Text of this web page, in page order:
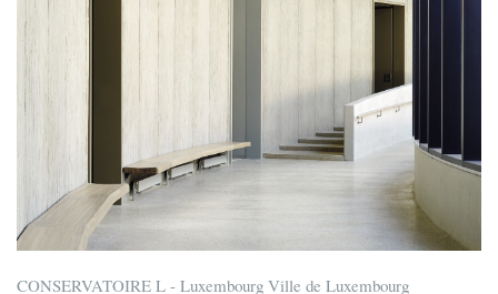
CONSERVATOIRE L - Luxembourg Ville de Luxembourg